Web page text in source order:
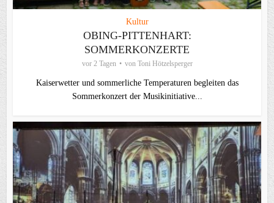
Kultur
OBING-PITTENHART:
SOMMERKONZERTE
vor 2 Tagen von Toni Hötzelsperger
Kaiserwetter und sommerliche Temperaturen begleiten das
Sommerkonzert der Musikinitiative...